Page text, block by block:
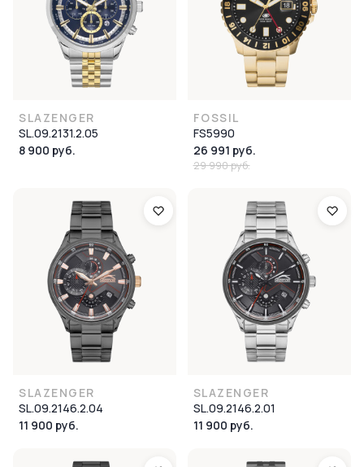
SLAZENGER
SL.09.2131.2.05
8 900 руб.
FOSSIL
FS5990
26 991 руб.
29 990 руб.
SLAZENGER
SL.09.2146.2.04
11 900 руб.
SLAZENGER
SL.09.2146.2.01
11 900 руб.